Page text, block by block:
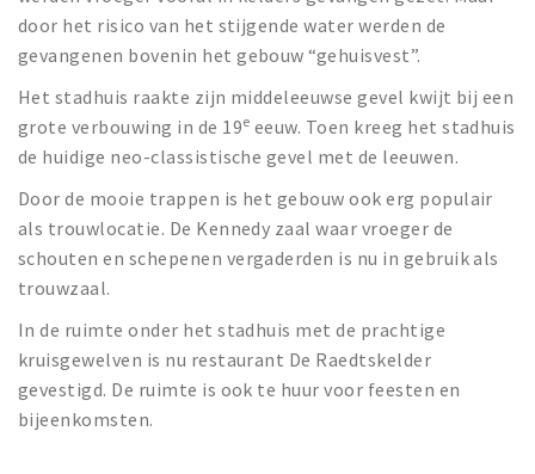
door het risico van het stijgende water werden de
gevangenen bovenin het gebouw “gehuisvest”.
Het stadhuis raakte zijn middeleeuwse gevel kwijt bij een
grote verbouwing in de 19e eeuw. Toen kreeg het stadhuis
de huidige neo-classistische gevel met de leeuwen.
Door de mooie trappen is het gebouw ook erg populair
als trouwlocatie. De Kennedy zaal waar vroeger de
schouten en schepenen vergaderden is nu in gebruik als
trouwzaal.
In de ruimte onder het stadhuis met de prachtige
kruisgewelven is nu restaurant De Raedtskelder
gevestigd. De ruimte is ook te huur voor feesten en
bijeenkomsten.